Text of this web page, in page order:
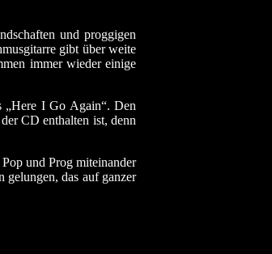
und proggigen
gibt über weite
immer wieder einige
„Here I Go Again“. Den
CD enthalten ist, denn
und Prog miteinander
gelungen, das auf ganzer